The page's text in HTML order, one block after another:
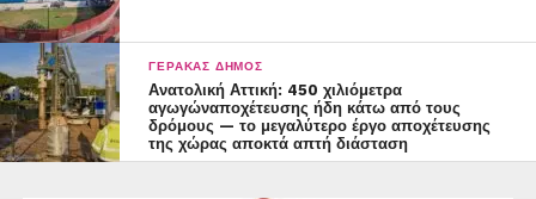
ΓΈΡΑΚΑΣ ΔΉΜΟΣ
Ανατολική Αττική: 450 χιλιόμετρα
αγωγώναποχέτευσης ήδη κάτω από τους
δρόμους — το μεγαλύτερο έργο αποχέτευσης
της χώρας αποκτά απτή διάσταση